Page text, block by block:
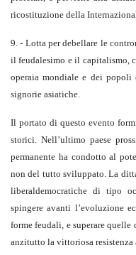
ricostituzione della
9. - Lotta per debellare le
il feudalesimo e il capitalismo,
operaia mondiale e dei
signorie asiatiche.
Il portato di questo evento
storici. Nell’ultimo paese
permanente ha condotto al
non del tutto sviluppato. La
liberaldemocratiche di tipo
spingere avanti l’evoluzione
forme feudali, e superare
anzitutto la vittoriosa